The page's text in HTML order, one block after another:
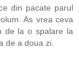
din pacate parul
As vrea ceva
de la o spalare la
de a doua zi.